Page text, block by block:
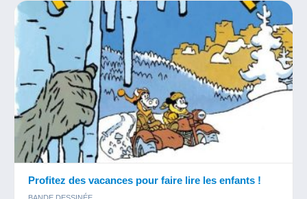
Profitez des vacances pour faire lire les enfants !